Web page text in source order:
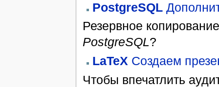
PostgreSQL
Резервное
PostgreSQL?
LaTeX Создаем
Чтобы впечатлить